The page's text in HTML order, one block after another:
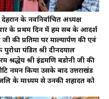
के नवनिर्वाचित अध्यक्ष
के प्रथम दिन में हम सब के आदर्श
की प्रतिमा पर माल्यार्पण की एवं
पंडित श्री दीनदयाल
श्रद्धेय श्री इंद्रमणि बडोनी जी की
नमन किया उसके बाद उत्तराखंड
के माध्यम से उनकी शहादत को